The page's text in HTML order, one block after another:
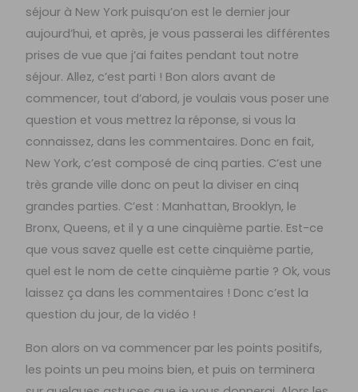
séjour à New York puisqu’on est le dernier jour
aujourd’hui, et après, je vous passerai les différentes
prises de vue que j’ai faites pendant tout notre
séjour. Allez, c’est parti ! Bon alors avant de
commencer, tout d’abord, je voulais vous poser une
question et vous mettrez la réponse, si vous la
connaissez, dans les commentaires. Donc en fait,
New York, c’est composé de cinq parties. C’est une
très grande ville donc on peut la diviser en cinq
grandes parties. C’est : Manhattan, Brooklyn, le
Bronx, Queens, et il y a une cinquième partie. Est-ce
que vous savez quelle est cette cinquième partie,
quel est le nom de cette cinquième partie ? Ok, vous
laissez ça dans les commentaires ! Donc c’est la
question du jour, de la vidéo !
Bon alors on va commencer par les points positifs,
les points un peu moins bien, et puis on terminera